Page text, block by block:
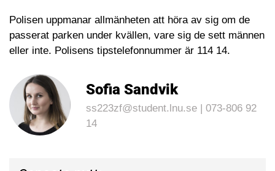
Polisen uppmanar allmänheten att höra av sig om de
passerat parken under kvällen, vare sig de sett männen
eller inte. Polisens tipstelefonnummer är 114 14.
Sofia Sandvik
ss223zf@student.lnu.se | 073-806 92
14